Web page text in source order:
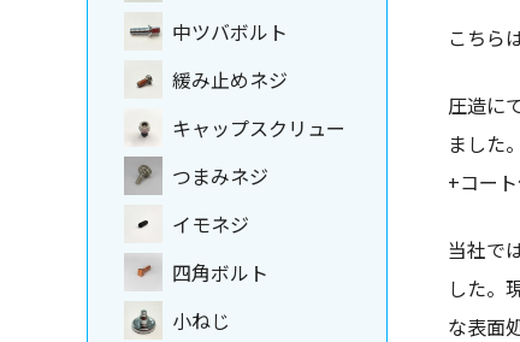
こちら
圧造に
ました
+コー
当社で
した。
な表面
中ツバボルト
緩み止めネジ
キャップスクリュー
つまみネジ
イモネジ
四角ボルト
小ねじ